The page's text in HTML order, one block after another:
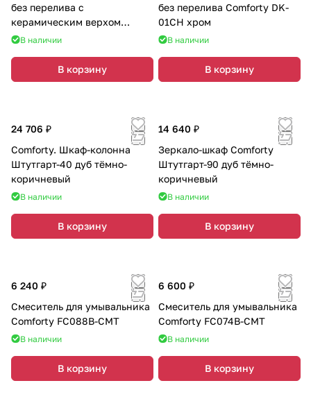
без перелива с
керамическим верхом
Comforty DK-01MB матовый
В наличии
В корзину
без перелива Comforty DK-
01CH хром
В наличии
В корзину
24 706 ₽
Comforty. Шкаф-колонна
Штутгарт-40 дуб тёмно-
коричневый
В наличии
В корзину
14 640 ₽
Зеркало-шкаф Comforty
Штутгарт-90 дуб тёмно-
коричневый
В наличии
В корзину
6 240 ₽
Смеситель для умывальника
Comforty FC088B-CMT
В наличии
В корзину
6 600 ₽
Смеситель для умывальника
Comforty FC074B-CMT
В наличии
В корзину